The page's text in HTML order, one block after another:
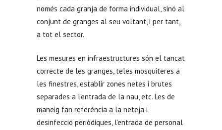
només cada granja de forma individual, sinó al
conjunt de granges al seu voltant, i per tant,
a tot el sector.
Les mesures en infraestructures són el tancat
correcte de les granges, teles mosquiteres a
les finestres, establir zones netes i brutes
separades a l’entrada de la nau, etc. Les de
maneig fan referència a la neteja i
desinfecció periòdiques, l’entrada de personal